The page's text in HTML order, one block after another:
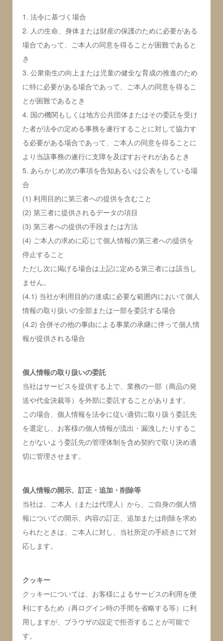
1. 法令に基づく場合
2. 人の生命、身体または財産の保護のために必要がある
場合であって、ご本人の同意を得ることが困難であると
き
3. 公衆衛生の向上または児童の健全な育成の推進のため
に特に必要がある場合であって、ご本人の同意を得るこ
とが困難であるとき
4. 国の機関もしくは地方公共団体またはその委託を受け
た者が法令の定める事務を遂行することに対して協力す
る必要がある場合であって、ご本人の同意を得ることに
より当該事務の遂行に支障を及ぼすおそれがあるとき
5. あらかじめ次の事項を告知あるいは公表をしている場
合
(1) 利用目的に第三者への提供を含むこと
(2) 第三者に提供されるデータの項目
(3) 第三者への提供の手段または方法
(4) ご本人の求めに応じて個人情報の第三者への提供を
停止すること
ただし次に掲げる場合は上記に定める第三者には該当し
ません。
(4.1) 当社が利用目的の達成に必要な範囲内において個人
情報の取り扱いの全部または一部を委託する場合
(4.2) 合併その他の事由による事業の承継に伴って個人情
報が提供される場合
個人情報の取り扱いの委託
当社はサービスを提供する上で、業務の一部（商品の発
送や代金決裁等）を外部に委託することがあります。
この場合、個人情報を法令に従い適切に取り扱う委託先
を選定し、お客様の個人情報が流出・漏洩したりするこ
とがないよう委託先の管理体制を含め契約で取り決め適
切に管理させます。
個人情報の開示、訂正・追加・削除等
当社は、ご本人（または代理人）から、ご自身の個人情
報についての開示、内容の訂正、追加または削除を求め
られたときは、ご本人に対し、当社所定の手続きにて対
応します。
クッキー
クッキーについては、お客様によるサービスの利用を便
利にするため（再ログイン時の手間を省略する等）に利
用しますが、ブラウザの設定で拒否することが可能で
す。